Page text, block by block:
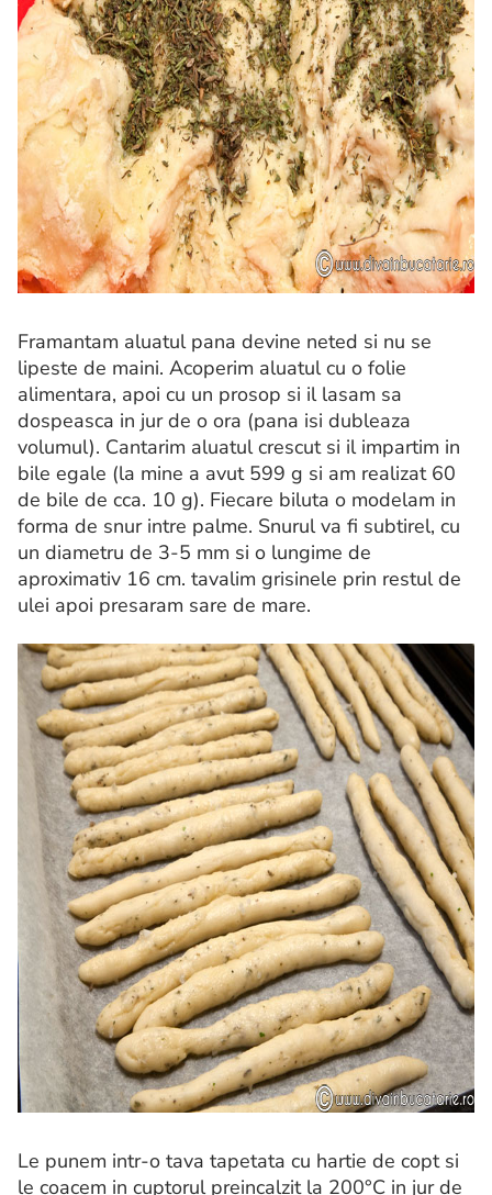
Framantam aluatul pana devine neted si nu se
lipeste de maini. Acoperim aluatul cu o folie
alimentara, apoi cu un prosop si il lasam sa
dospeasca in jur de o ora (pana isi dubleaza
volumul). Cantarim aluatul crescut si il impartim in
bile egale (la mine a avut 599 g si am realizat 60
de bile de cca. 10 g). Fiecare biluta o modelam in
forma de snur intre palme. Snurul va fi subtirel, cu
un diametru de 3-5 mm si o lungime de
aproximativ 16 cm. tavalim grisinele prin restul de
ulei apoi presaram sare de mare.
Le punem intr-o tava tapetata cu hartie de copt si
le coacem in cuptorul preincalzit la 200°C in jur de